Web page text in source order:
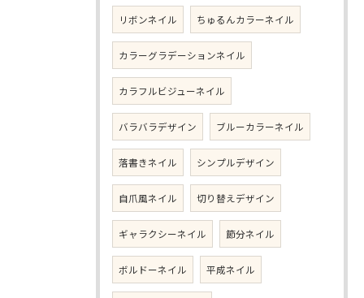
リボンネイル ちゅるんカラーネイル
カラーグラデーションネイル
カラフルビジューネイル
バラバラデザイン ブルーカラーネイル
落書きネイル シンプルデザイン
自爪風ネイル 切り替えデザイン
ギャラクシーネイル 節分ネイル
ボルドーネイル 平成ネイル